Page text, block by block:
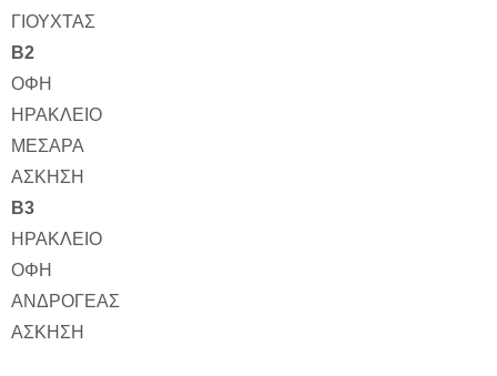
ΓΙΟΥΧΤΑΣ
Β2
ΟΦΗ
ΗΡΑΚΛΕΙΟ
ΜΕΣΑΡΑ
ΑΣΚΗΣΗ
Β3
ΗΡΑΚΛΕΙΟ
ΟΦΗ
ΑΝΔΡΟΓΕΑΣ
ΑΣΚΗΣΗ